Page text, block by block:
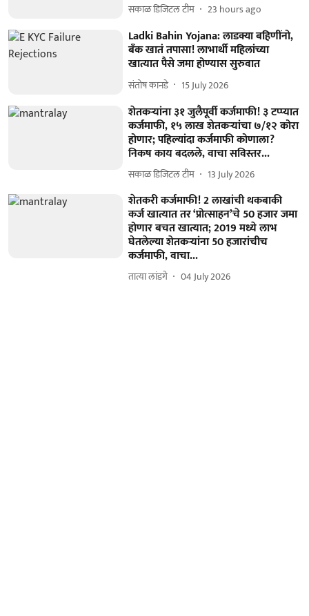
सकाळ डिजिटल टीम 23 hours ago
Ladki Bahin Yojana: लाडक्या बहिणींनो,
बँक खातं तपासा! लाभार्थी महिलांच्या
खात्यात पैसे जमा होण्यास सुरुवात
संतोष कानडे 15 July 2026
शेतकऱ्यांना ३१ जुलैपूर्वी कर्जमाफी! ३ टप्प्यात
कर्जमाफी, १५ लाख शेतकऱ्यांचा ७/१२ कोरा
होणार; पहिल्यांदा कर्जमाफी कोणाला?
निकष काय बदलले, वाचा सविस्तर...
सकाळ डिजिटल टीम 13 July 2026
शेतकरी कर्जमाफी! 2 लाखांची थकबाकी
कर्ज खात्यात तर ‘प्रोत्साहन’चे 50 हजार जमा
होणार बचत खात्यात; 2019 मध्ये लाभ
घेतलेल्या शेतकऱ्यांना 50 हजारांचीच
कर्जमाफी, वाचा...
तात्या लांडगे 04 July 2026